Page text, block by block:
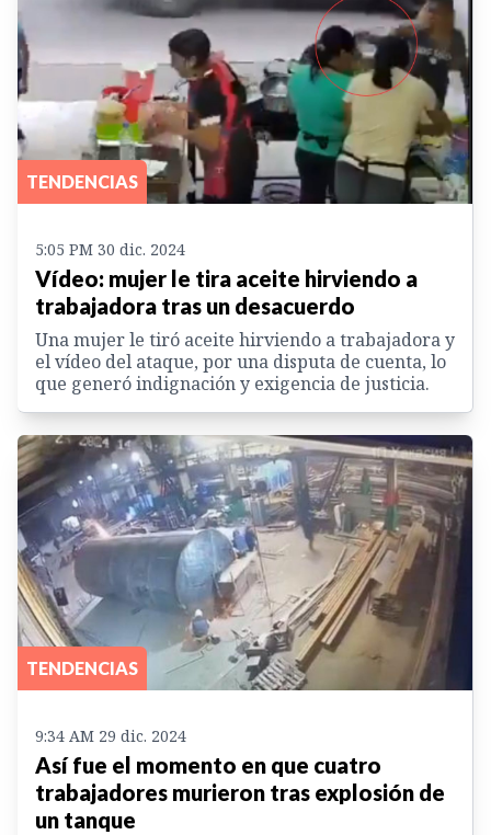
TENDENCIAS
5:05 PM 30 dic. 2024
Vídeo: mujer le tira aceite hirviendo a
trabajadora tras un desacuerdo
Una mujer le tiró aceite hirviendo a trabajadora y
el vídeo del ataque, por una disputa de cuenta, lo
que generó indignación y exigencia de justicia.
TENDENCIAS
9:34 AM 29 dic. 2024
Así fue el momento en que cuatro
trabajadores murieron tras explosión de
un tanque